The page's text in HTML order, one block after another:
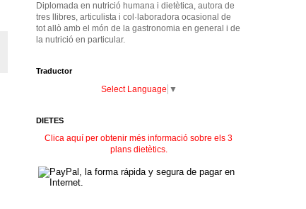
Diplomada en nutrició humana i dietètica, autora de
tres llibres, articulista i col·laboradora ocasional de
tot allò amb el món de la gastronomia en general i de
la nutrició en particular.
Traductor
Select Language ▼
DIETES
Clica aquí per obtenir més informació sobre els 3
plans dietètics.